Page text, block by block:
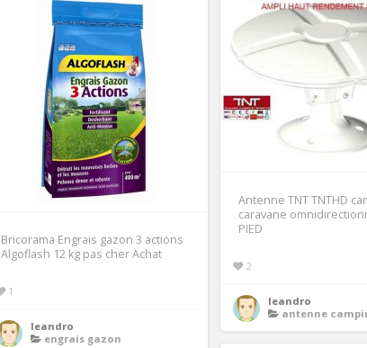
Bricorama Engrais gazon 3 actions
Algoflash 12 kg pas cher Achat
1
leandro
engrais gazon
Antenne TNT TNTHD
caravane
PIED
2
leandro
antenne